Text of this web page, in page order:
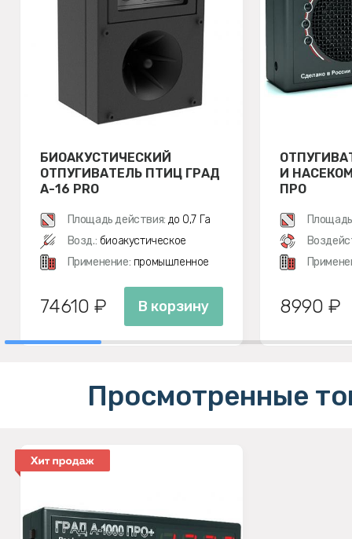
БИОАКУСТИЧЕСКИЙ
ОТПУГИВАТЕЛЬ ПТИЦ ГРАД
А-16 PRO
Площадь действия: до 0,7 Га
Возд.: биоакустическое
Применение: промышленное
74610 ₽ В корзину
И
ПРО
8990 ₽
Просмотренные